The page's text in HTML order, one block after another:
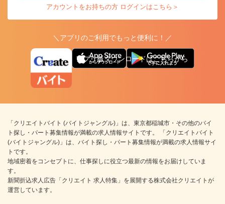
アカウントをお持ちの方 ログインはこちら＞
＼アプリのご利用でもっと便利に！／
アプリ版ダウンロードはこちらから
「クリエイトバイト (バイトジャングル)」は、東京都稲城市・その他のバイ
ト探し・パート募集情報が満載の求人情報サイトです。 「クリエイトバイト
(バイトジャングル)」は、バイト探し・パート募集情報が満載の求人情報サイ
トです。
地域密着をコンセプトに、仕事探しに役立つ最新の情報をお届けしていま
す。
新聞折込求人広告「クリエイト 求人特集」を展開する株式会社クリエイトが
運営しています。